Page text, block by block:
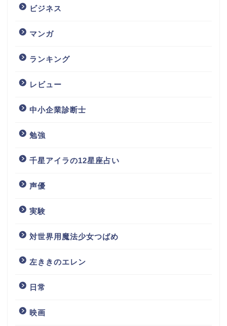
ビジネス
マンガ
ランキング
レビュー
中小企業診断士
勉強
千星アイラの12星座占い
声優
実験
対世界用魔法少女つばめ
左ききのエレン
日常
映画